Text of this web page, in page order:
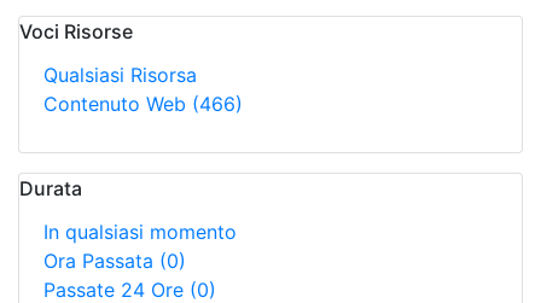
Voci Risorse
Qualsiasi Risorsa
Contenuto Web (466)
Durata
In qualsiasi momento
Ora Passata (0)
Passate 24 Ore (0)